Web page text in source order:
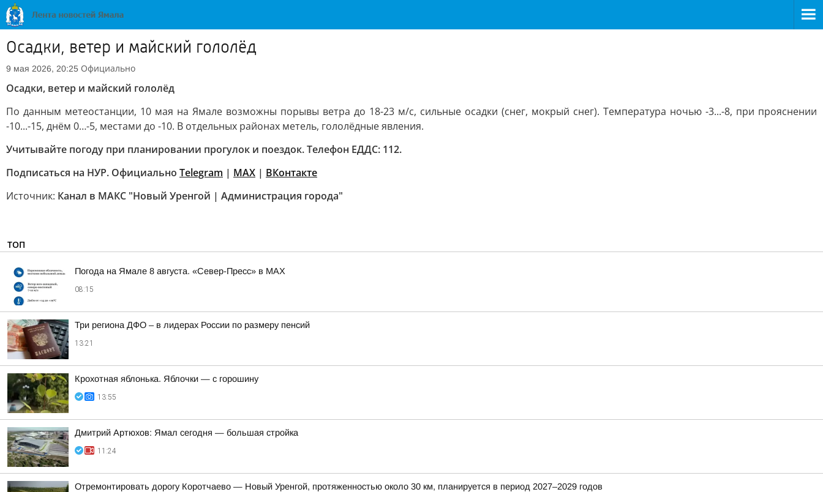
Осадки, ветер и майский гололёд
9 мая 2026, 20:25 Официально
Осадки, ветер и майский гололёд
По данным метеостанции, 10 мая на Ямале возможны порывы ветра до 18-23 м/с, сильные осадки (снег, мокрый снег). Температура ночью -3...-8, при прояснении
-10...-15, днём 0…-5, местами до -10. В отдельных районах метель, гололёдные явления.
Учитывайте погоду при планировании прогулок и поездок. Телефон ЕДДС: 112.
Подписаться на НУР. Официально Telegram | MAХ | ВКонтакте
Источник: Канал в МАКС "Новый Уренгой | Администрация города"
ТОП
Погода на Ямале 8 августа. «Север-Пресс» в MAX
08:15
Три региона ДФО – в лидерах России по размеру пенсий
13:21
Крохотная яблонька. Яблочки — с горошину
13:55
Дмитрий Артюхов: Ямал сегодня — большая стройка
11:24
Отремонтировать дорогу Коротчаево — Новый Уренгой, протяженностью около 30 км, планируется в период 2027–2029 годов